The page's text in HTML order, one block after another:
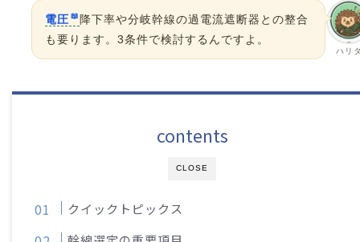
ハリ
電圧
降下率や分岐幹線の過電流遮断器との整合
も要ります。3条件で検討するんですよ。
CLOSE
contents
クイックトピックス